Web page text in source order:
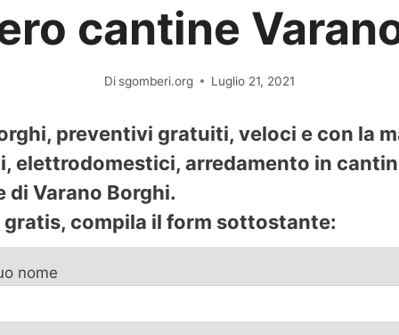
cantine
Di sgomberi.org Luglio 21, 2021
preventivi gratuiti, veloci e con la
elettrodomestici, arredamento in
Varano Borghi.
compila il form sottostante:
nome